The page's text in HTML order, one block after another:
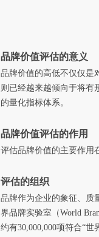
品牌价值评估的意义
品牌价值的高低不仅仅是
则已经越来越倾向于将有
的量化指标体系。
品牌价值评估的作用
评估品牌价值的主要作用
评估的组织
品牌作为企业的象征、质
界品牌实验室（World
约有30,000,000项符合“